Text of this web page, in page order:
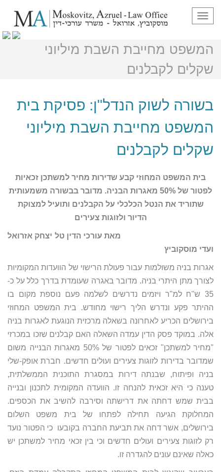
תפריט
בשורה לשוק הנדל"ן: פסיקת בית
המשפט מחייבת השבת מיליוני
שקלים לקבלנים
בשורה לשוק הנדל"ן: פסיקת בית
המשפט מחייבת השבת מיליוני
שקלים לקבלנים
בית המשפט המחוזי קבע שדירות מחיר למשתכן זכאיות
לפטור של 50% מאגרות הבניה.
מדובר בבשורה משמעותית
שתוריד את הנטל הכלכלי על הקבלנים ותועיל למצוקת
הדיור ולזוגות צעירים
מאת עורכי הדין טל יצחק אזרואל
ועדי מוסקוביץ
אגרות בניה משולמות עבור פעולת הרישוי של הוועדות המקומיות
לצורך מתן היתרי בניה. מדובר באגרה שעומדת בדרך כלל על כ-
35 ש"ח למ"ר ויזמים נדרשים לשלמה פעם נוספת מקום בו
ההיתר פקע ונדרש הליך רישוי מחודש. בית המשפט המחוזי
בירושלים הכריע לאחרונה בשאלה מרכזית הנוגעת לאגרות בניה
אלה. במוקד פסק הדין עמדה השאלה האם קבלנים שזכו במכרזי
"מחיר למשתכן" זכאים לפטור של 50% מאגרות הבנייה משום
שמדובר בדירות לזוגות צעירים ועולים חדשים. חברת אופק-שלי
בניה ופיתוח, שבנתה דירות במסגרת התוכנית הממשלתית,
טענה כי היא זכאית להנחה זו. הוועדה המקומית לתכנון ובנייה
בבית שמש דחתה את דרישתה וסירבה להשיב את הכספים.
המחלוקת הגיעה תחילה לפתחו של בית משפט השלום
בירושלים, אשר דחה את תביעת החברה בקובעו כי הפטור נועד
רק לזוגות צעירים ועולים חדשים וכי בין זכאי מחיר למשתכן יש
כאלה שאינם עונים להגדרה זו.